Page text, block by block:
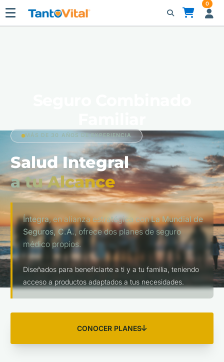
0
MÁS DE 30 AÑOS DE EXPERIENCIA
Salud Integral
a tu Alcance
Íntegra, en alianza estratégica conLa Mundial de
Seguros, C.A. , ofrece dos planes de seguro
médico propios.
Diseñados para beneficiarte a ti y a tu familia, teniendo
acceso a productos adaptados a tus necesidades.
CONOCER PLANES